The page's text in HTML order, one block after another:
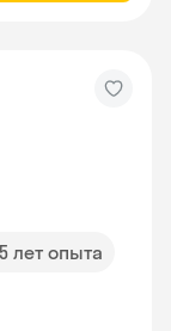
лет опыта